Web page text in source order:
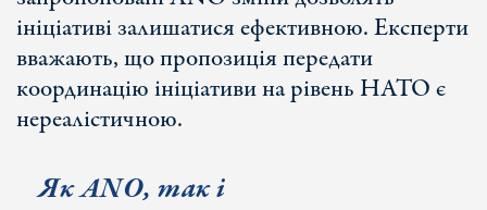
ініціативі залишатися ефективною. Експерти
вважають, що пропозиція передати
координацію ініціативи на рівень НАТО є
нереалістичною.
Як ANO, так і